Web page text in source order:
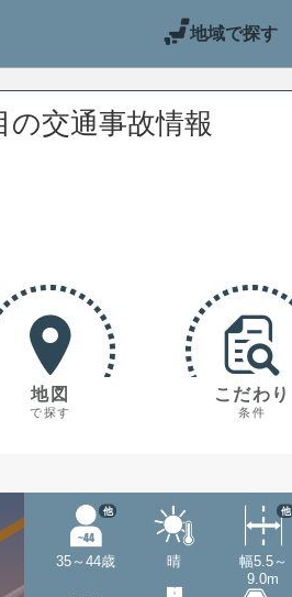
地域で探す
の交通事故情報
地図
で探す
こだわり
条件
35～44歳
他
晴
幅5.5～
9.0m
他